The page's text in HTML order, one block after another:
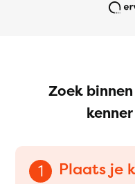
Zoek
1 Plaats je